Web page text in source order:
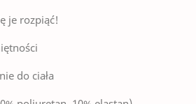
je rozpiąć!
do ciała